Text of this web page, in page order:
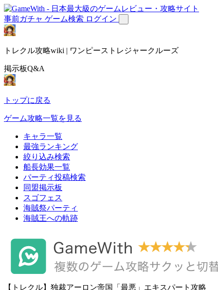
事前ガチャ ゲーム検索 ログイン
トレクル攻略wiki | ワンピーストレジャークルーズ
掲示板Q&A
トップに戻る
ゲーム攻略一覧を見る
キャラ一覧
最強ランキング
絞り込み検索
船長効果一覧
パーティ投稿検索
同盟掲示板
スゴフェス
海賊祭パーティ
海賊王への軌跡
【トレクル】独裁アーロン帝国「最悪」エキスパート攻略